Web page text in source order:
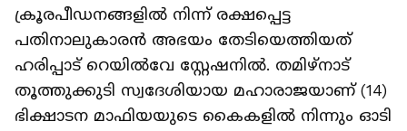
ക്രൂരപീഡനങ്ങളിൽ നിന്ന് രക്ഷപ്പെട്ട
പതിനാലുകാരൻ അഭയം തേടിയെത്തിയത്
ഹരിപ്പാട് റെയിൽവേ സ്റ്റേഷനിൽ. തമിഴ്‌നാട്
തൂത്തുക്കുടി സ്വദേശിയായ മഹാരാജയാണ് (14)
ഭിക്ഷാടന മാഫിയയുടെ കൈകളിൽ നിന്നും ഓടി